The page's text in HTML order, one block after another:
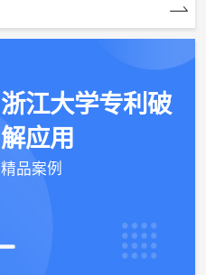
浙江大学专利破
解应用
精品案例